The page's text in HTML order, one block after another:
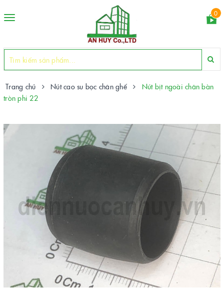
Toggle
0
Trang chủ Nút cao su bọc chân ghế
Nút bịt ngoài chân bàn
tròn phi 22